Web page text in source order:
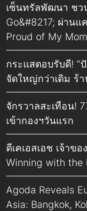
เซ็นทรัลพัฒนา ชว
Go&#8217; ผ่าน
Proud of My
กระแสตอบรับดี! “
จัดใหญ่กว่าเดิม ร้
จักรวาลสะเทือน!
เข้ากองฯวันแรก
ดีเคเอสเอช เจ้าข
Winning with the
Agoda Reveals
Asia: Bangkok,